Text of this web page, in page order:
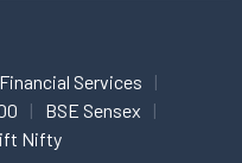
Services
BSE Sensex
Nifty